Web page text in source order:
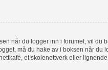
når du logger inn i forumet, vil du
må du hake av i boksen når du
et skolenettverk eller